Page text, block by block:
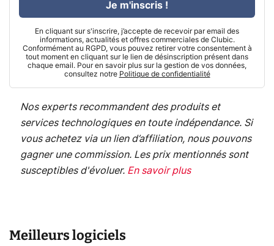
En cliquant sur s'inscrire, j’accepte de recevoir par email des
informations, actualités et offres commerciales de Clubic.
Conformément au RGPD, vous pouvez retirer votre consentement à
tout moment en cliquant sur le lien de désinscription présent dans
chaque email. Pour en savoir plus sur la gestion de vos données,
consultez notre Politique de confidentialité
Je m'inscris !
Nos experts recommandent des produits et
services technologiques en toute indépendance. Si
vous achetez via un lien d’affiliation, nous pouvons
gagner une commission. Les prix mentionnés sont
susceptibles d'évoluer. En savoir plus
Meilleurs logiciels